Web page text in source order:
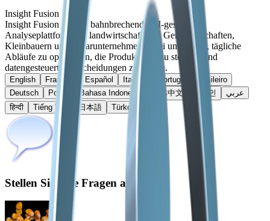
Insight Fusion
Insight Fusion ist eine bahnbrechende KI-gestützte
Analyseplattform, die landwirtschaftliche Genossenschaften,
Kleinbauern und Agrarunternehmen dabei unterstützt, tägliche
Abläufe zu optimieren, die Produktivität zu steigern und
datengesteuerte Entscheidungen zu treffen.
English Français Español Italiano
Português brasileiro
Deutsch
Polski Bahasa Indonesia 简体中文 한국인
عربي
हिन्दी
Tiếng Việt 日本語 Türkçe
Stellen Sie Ihre Fragen an die KI